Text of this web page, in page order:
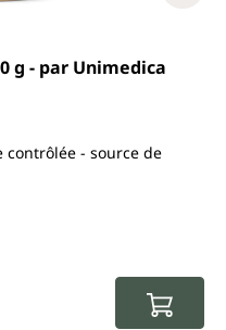
g - par Unimedica
- source de